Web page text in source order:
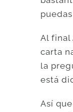
Al final
carta
la
está
Así